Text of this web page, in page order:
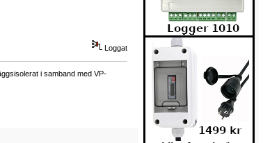
Loggat
i samband med VP-